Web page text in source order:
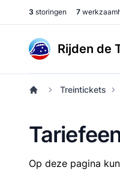
3 storingen 7
Rijden de
Treintickets
Op deze pagina